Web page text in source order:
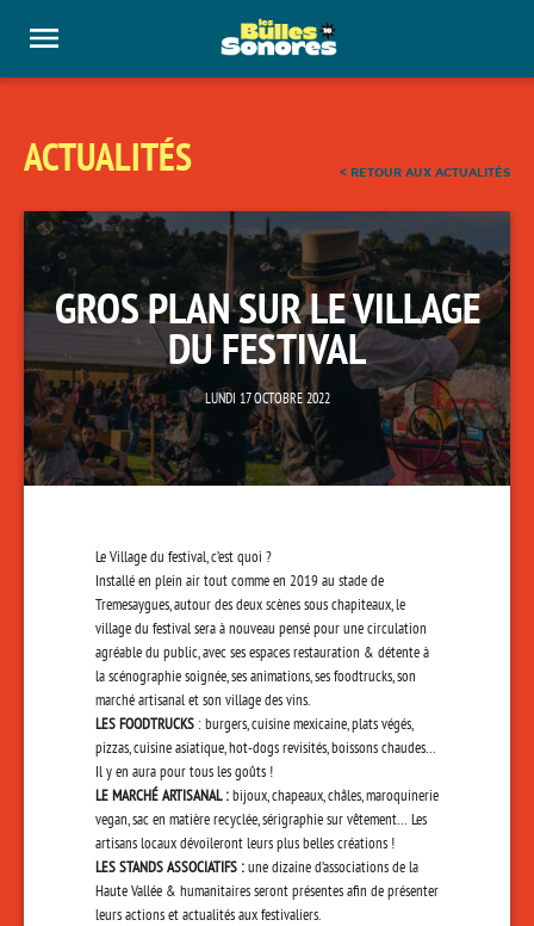
ACTUALITÉS < RETOUR AUX ACTUALITÉS
GROS PLAN SUR LE VILLAGE
DU FESTIVAL
LUNDI 17 OCTOBRE 2022
Le Village du festival, c’est quoi ?
Installé en plein air tout comme en 2019 au stade de
Tremesaygues, autour des deux scènes sous chapiteaux, le
village du festival sera à nouveau pensé pour une circulation
agréable du public, avec ses espaces restauration & détente à
la scénographie soignée, ses animations, ses foodtrucks, son
marché artisanal et son village des vins.
LES FOODTRUCKS : burgers, cuisine mexicaine, plats végés,
pizzas, cuisine asiatique, hot-dogsrevisités, boissons chaudes…
Il y en aura pour tous les goûts !
LE MARCHÉ ARTISANAL :bijoux, chapeaux, châles, maroquinerie
vegan, sac en matière recyclée, sérigraphie sur vêtement… Les
artisans locaux dévoileront leurs plus belles créations !
LES STANDS ASSOCIATIFS :une dizaine d’associations de la
Haute Vallée & humanitaires seront présentes afin de présenter
leurs actions et actualités aux festivaliers.